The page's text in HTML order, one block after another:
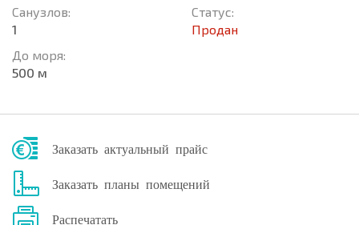
Санузлов:
1
До моря:
500 м
Статус:
Продан
Заказать актуальный прайс
Заказать планы помещений
Распечатать